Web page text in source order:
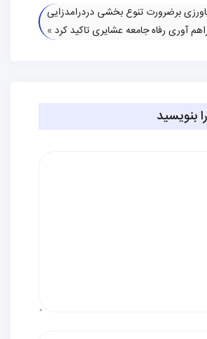
برضرورت تنوع بخشی دردرامدزایی
آوری رفاه جامعه عشایری تاکید کرد»
بنویسید